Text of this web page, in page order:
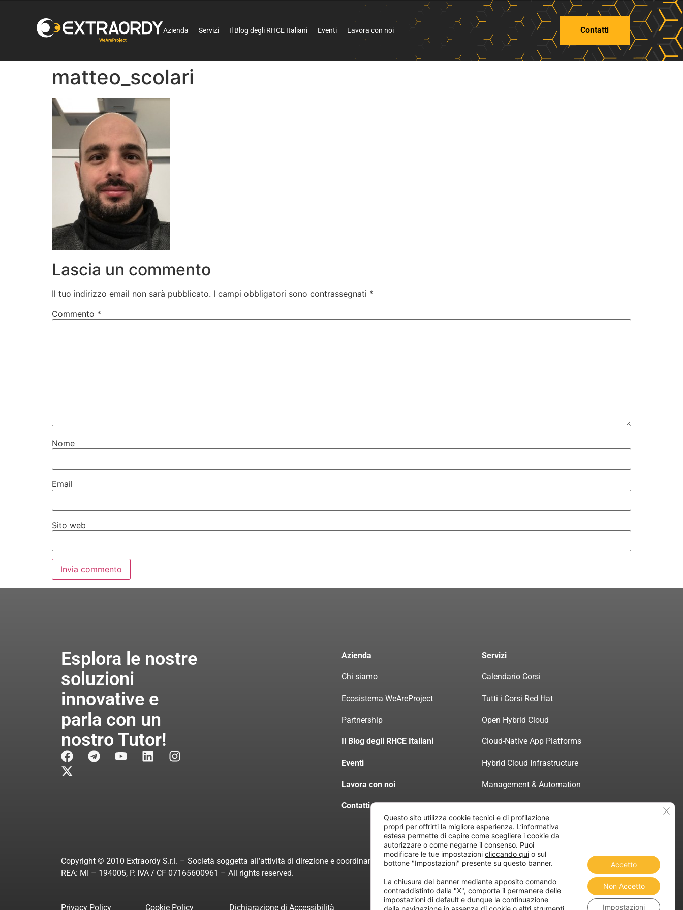
Azienda Servizi Il Blog degli RHCE Italiani Eventi Lavora con noi Contatti
matteo_scolari
Lascia un commento
Il tuo indirizzo email non sarà pubblicato. I campi obbligatori sono contrassegnati *
Commento *
Nome
Email
Sito web
Esplora le nostre
soluzioni
innovative e
parla con un
nostro Tutor!
Azienda
Chi siamo
Ecosistema WeAreProject
Partnership
Il Blog degli RHCE Italiani
Eventi
Lavora con noi
Contatti
Servizi
Calendario Corsi
Tutti i Corsi Red Hat
Open Hybrid Cloud
Cloud-Native App Platforms
Hybrid Cloud Infrastructure
Management & Automation
Servizi di Consulenza Certificata
Copyright © 2010 Extraordy S.r.l. – Società soggetta all’attività di direzione e coordinamento di “Project Informatica”
REA: MI – 194005, P. IVA / CF 07165600961 – All rights reserved.
Privacy Policy Cookie Policy Dichiarazione di Accessibilità
Questo sito utilizza cookie tecnici e di profilazione
propri per offrirti la migliore esperienza. L’informativa
estesa permette di capire come scegliere i cookie da
autorizzare o come negarne il consenso. Puoi
modificare le tue impostazioni cliccando qui o sul
bottone "Impostazioni" presente su questo banner.
La chiusura del banner mediante apposito comando
contraddistinto dalla "X", comporta il permanere delle
impostazioni di default e dunque la continuazione
Accetto
Non Accetto
Impostazioni